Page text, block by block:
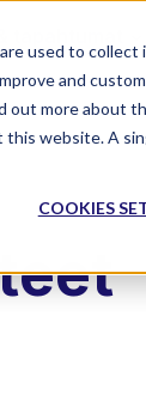
used to
and
more about
website. A
COOKIES